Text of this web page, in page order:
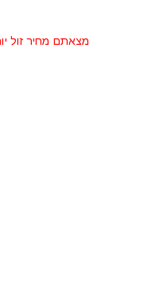
מצאתם מחיר זול